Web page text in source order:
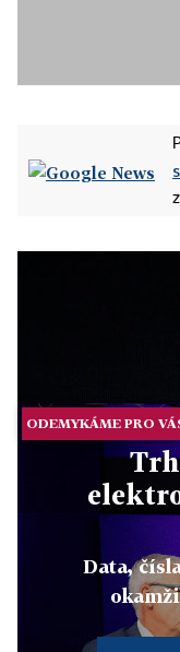
ODEMYKÁME PRO
Data,